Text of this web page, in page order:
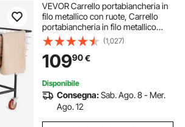
VEVOR Carrello portabiancheria in
filo metallico con ruote, Carrello
portabiancheria in filo metallico
commerciale da 35''x15,7''x22'',
Telaio in acciaio con finitura
cromata
(1,027)
10990€
Disponibile
Consegna:Sab. Ago. 8 - Mer.
Ago. 12